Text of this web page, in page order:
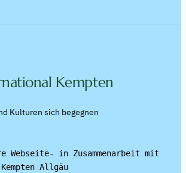
Kempten
Kulturen sich begegnen
Webseite- in Zusammenarbeit mit
Allgäu